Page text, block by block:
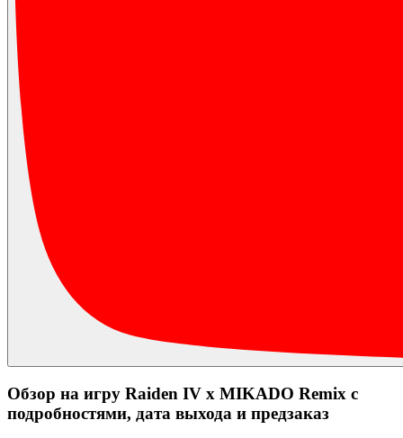
Обзор на игру Raiden IV x MIKADO Remix с
подробностями, дата выхода и предзаказ